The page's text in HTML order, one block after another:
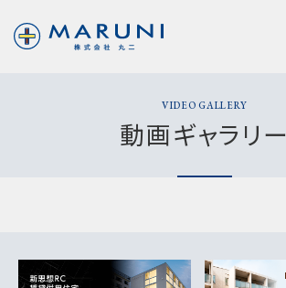
VIDEO GALLERY
動画ギャラリー